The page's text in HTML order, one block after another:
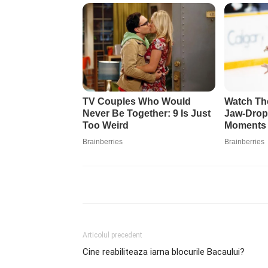
Articolul precedent
Cine reabiliteaza iarna blocurile Bacaului?